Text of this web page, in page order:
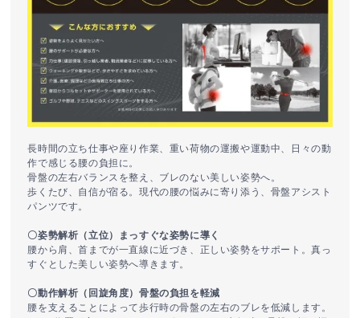
長時間の立ち仕事や座り作業、重い荷物の運搬や運動中、日々の動
作で感じる腰の負担に。
骨盤の左右バランスを整え、ブレのない美しい姿勢へ。
歩くたび、自信が宿る。現代の腰の悩みに寄り添う、骨盤アシスト
パンツです。
〇姿勢解析（立位）まっすぐな姿勢に導く
腰から肩、首までが一直線に近づき、正しい姿勢をサポート。真っ
すぐとした美しい姿勢へ導きます。
〇動作解析（回旋角度）骨盤の負担を軽減
腰を支えることによって歩行時の骨盤の左右のブレを低減します。